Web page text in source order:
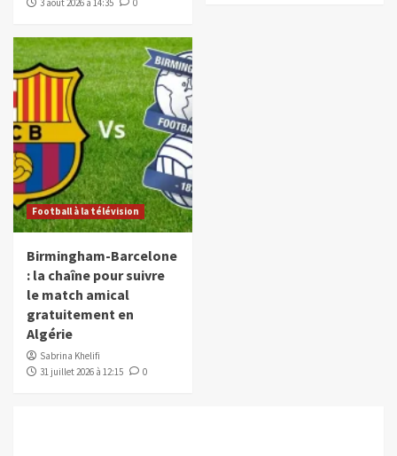
3 août 2026 à 14:35
0
Football à la télévision
Birmingham-Barcelone
: la chaîne pour suivre
le match amical
gratuitement en
Algérie
Sabrina Khelifi
31 juillet 2026 à 12:15
0